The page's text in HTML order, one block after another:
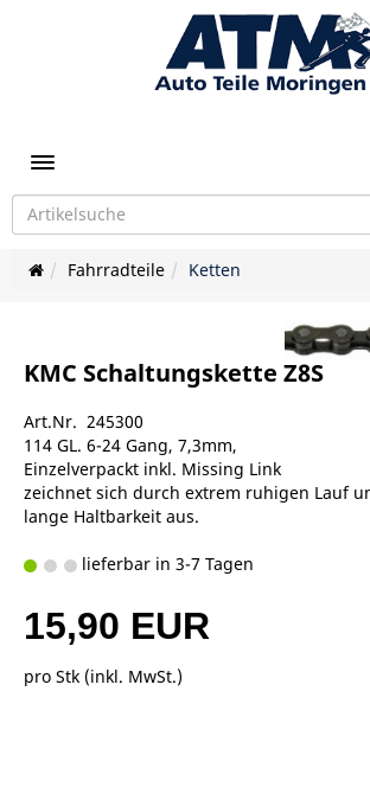
Toggle navigation
Fahrradteile Ketten
KMC Schaltungskette Z8S
Art.Nr. 245300
114 GL. 6-24 Gang, 7,3mm,
Einzelverpackt inkl. Missing Link
zeichnet sich durch extrem ruhigen Lauf
lange Haltbarkeit aus.
lieferbar in 3-7 Tagen
15,90 EUR
pro Stk (inkl. MwSt.)